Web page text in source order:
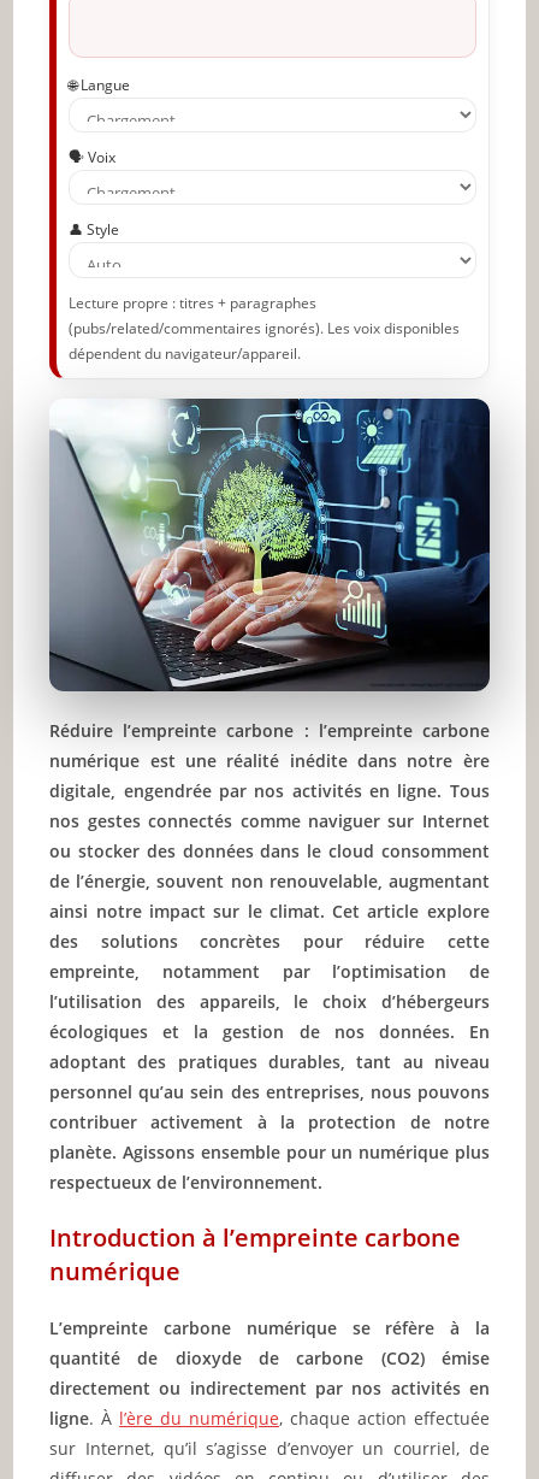
🌐 Langue
🗣️ Voix
👤 Style
Lecture propre : titres + paragraphes
(pubs/related/commentaires ignorés). Les voix disponibles
dépendent du navigateur/appareil.
Réduire l’empreinte carbone : l’empreinte carbone
numérique est une réalité inédite dans notre ère
digitale, engendrée par nos activités en ligne. Tous
nos gestes connectés comme naviguer sur Internet
ou stocker des données dans le cloud consomment
de l’énergie, souvent non renouvelable, augmentant
ainsi notre impact sur le climat. Cet article explore
des solutions concrètes pour réduire cette
empreinte, notamment par l’optimisation de
l’utilisation des appareils, le choix d’hébergeurs
écologiques et la gestion de nos données. En
adoptant des pratiques durables, tant au niveau
personnel qu’au sein des entreprises, nous pouvons
contribuer activement à la protection de notre
planète. Agissons ensemble pour un numérique plus
respectueux de l’environnement.
Introduction à l’empreinte carbone
numérique
L’empreinte carbone numérique se réfère à la
quantité de dioxyde de carbone (CO2) émise
directement ou indirectement par nos activités en
ligne. À l’ère du numérique, chaque action effectuée
sur Internet, qu’il s’agisse d’envoyer un courriel, de